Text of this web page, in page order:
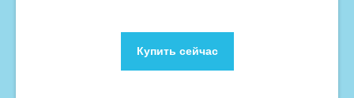
Купить сейчас